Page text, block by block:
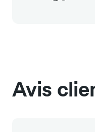
Avis